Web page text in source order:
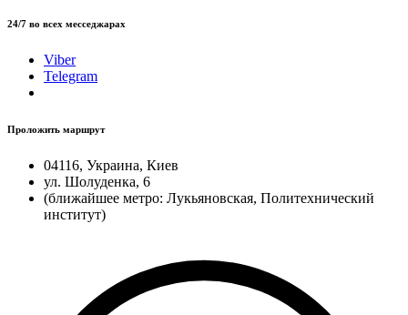
24/7 во всех месседжарах
Viber
Telegram
Проложить маршрут
04116, Украина, Киев
ул. Шолуденка, 6
(ближайшее метро: Лукьяновская, Политехнический
институт)